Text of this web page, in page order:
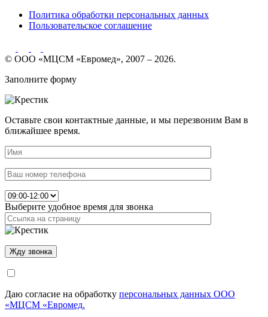
Политика обработки персональных данных
Пользовательское соглашение
© ООО «МЦСМ «Евромед», 2007 – 2026.
Заполните форму
Оставьте свои контактные данные, и мы перезвоним Вам в
ближайшее время.
Выберите удобное время для звонка
Даю согласие на обработку персональных данных ООО
«МЦСМ «Евромед.